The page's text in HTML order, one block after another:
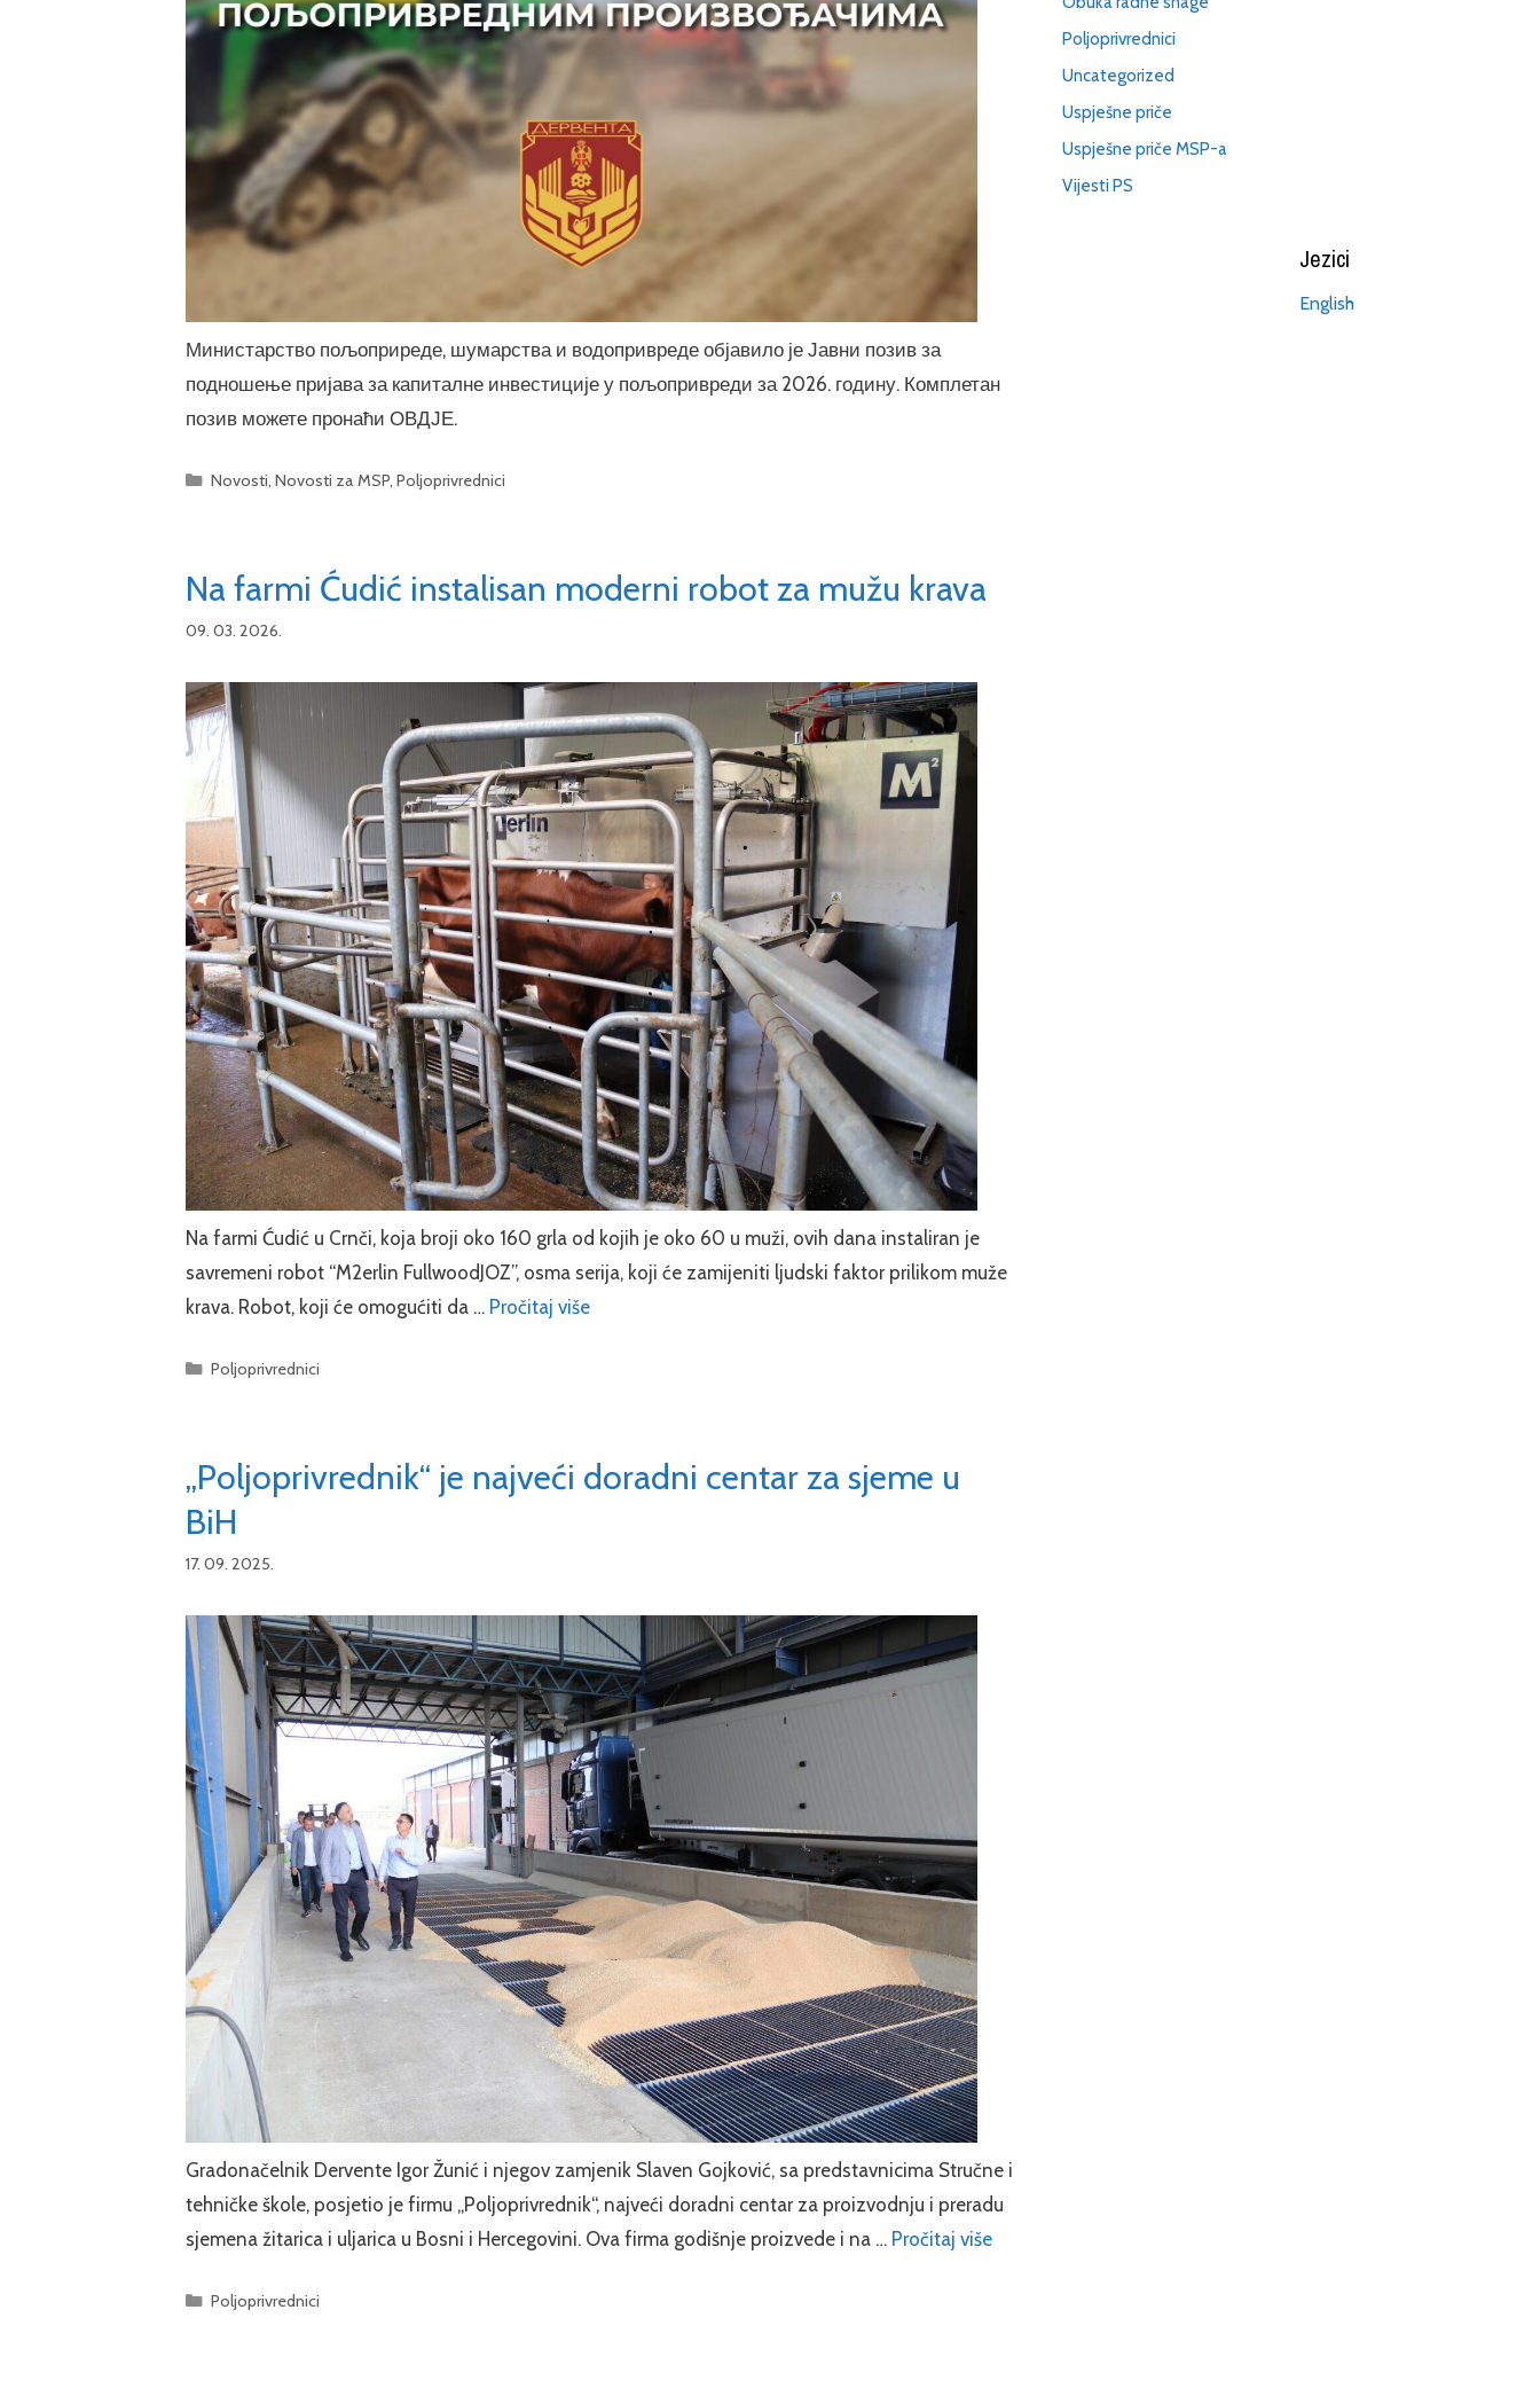
Министарство пољоприреде, шумарства и водопривреде објавило је Јавни позив за
подношење пријава за капиталне инвестиције у пољопривреди за 2026. годину. Комплетан
позив можете пронаћи ОВДЈЕ.
Categories
Novosti, Novosti za MSP, Poljoprivrednici
Na farmi Ćudić instalisan moderni robot za mužu krava
09. 03. 2026.
Na farmi Ćudić u Crnči, koja broji oko 160 grla od kojih je oko 60 u muži, ovih dana instaliran je
savremeni robot “M2erlin FullwoodJOZ”, osma serija, koji će zamijeniti ljudski faktor prilikom muže
krava. Robot, koji će omogućiti da … Pročitaj više
Categories
Poljoprivrednici
„Poljoprivrednik“ je najveći doradni centar za sjeme u
BiH
17. 09. 2025.
Gradonačelnik Dervente Igor Žunić i njegov zamjenik Slaven Gojković, sa predstavnicima Stručne i
tehničke škole, posjetio je firmu „Poljoprivrednik“, najveći doradni centar za proizvodnju i preradu
sjemena žitarica i uljarica u Bosni i Hercegovini. Ova firma godišnje proizvede i na … Pročitaj više
Categories
Poljoprivrednici
Poljoprivrednici
Uncategorized
Uspješne priče
Uspješne priče MSP-a
Vijesti PS
Jezici
English